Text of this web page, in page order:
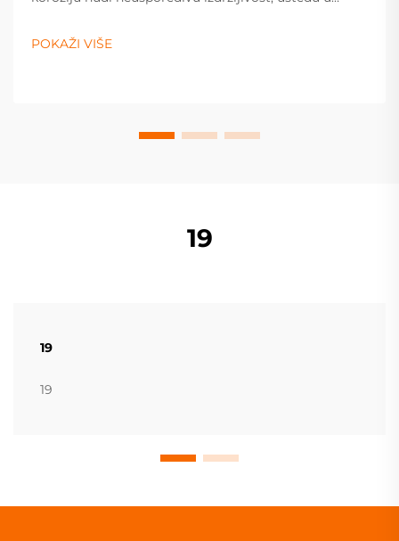
sustave. Saznajte više već sada.
POKAŽI VIŠE
19
19
19